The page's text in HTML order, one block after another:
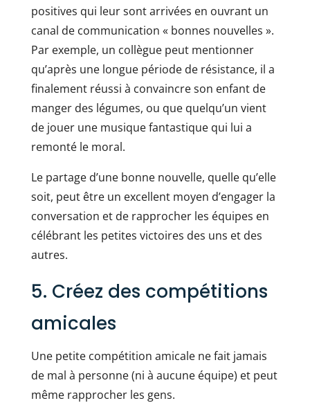
positives qui leur sont arrivées en ouvrant un
canal de communication « bonnes nouvelles ».
Par exemple, un collègue peut mentionner
qu’après une longue période de résistance, il a
finalement réussi à convaincre son enfant de
manger des légumes, ou que quelqu’un vient
de jouer une musique fantastique qui lui a
remonté le moral.
Le partage d’une bonne nouvelle, quelle qu’elle
soit, peut être un excellent moyen d’engager la
conversation et de rapprocher les équipes en
célébrant les petites victoires des uns et des
autres.
5. Créez des compétitions
amicales
Une petite compétition amicale ne fait jamais
de mal à personne (ni à aucune équipe) et peut
même rapprocher les gens.